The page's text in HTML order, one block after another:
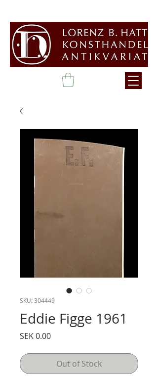
SKU: 304449
Eddie Figge 1961
SEK 0.00Price
Out of Stock